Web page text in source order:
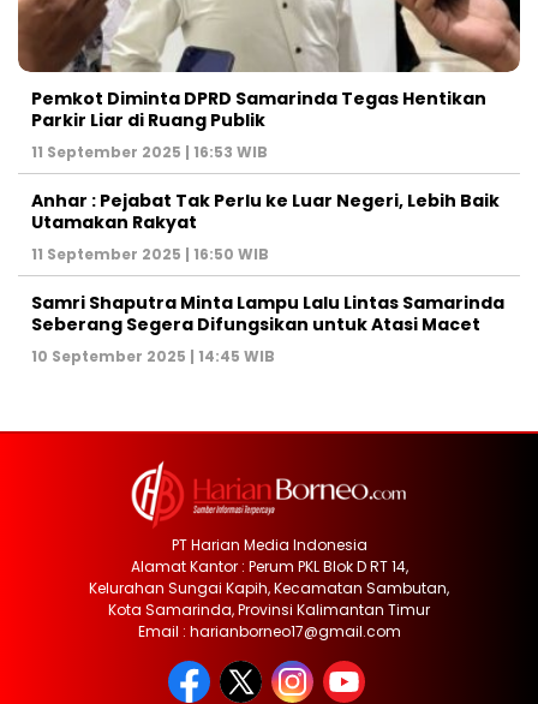
Pemkot Diminta DPRD Samarinda Tegas Hentikan
Parkir Liar di Ruang Publik
11 September 2025 | 16:53 WIB
Anhar : Pejabat Tak Perlu ke Luar Negeri, Lebih Baik
Utamakan Rakyat
11 September 2025 | 16:50 WIB
Samri Shaputra Minta Lampu Lalu Lintas Samarinda
Seberang Segera Difungsikan untuk Atasi Macet
10 September 2025 | 14:45 WIB
PT Harian Media Indonesia
Alamat Kantor : Perum PKL Blok D RT 14,
Kelurahan Sungai Kapih, Kecamatan Sambutan,
Kota Samarinda, Provinsi Kalimantan Timur
Email : harianborneo17@gmail.com